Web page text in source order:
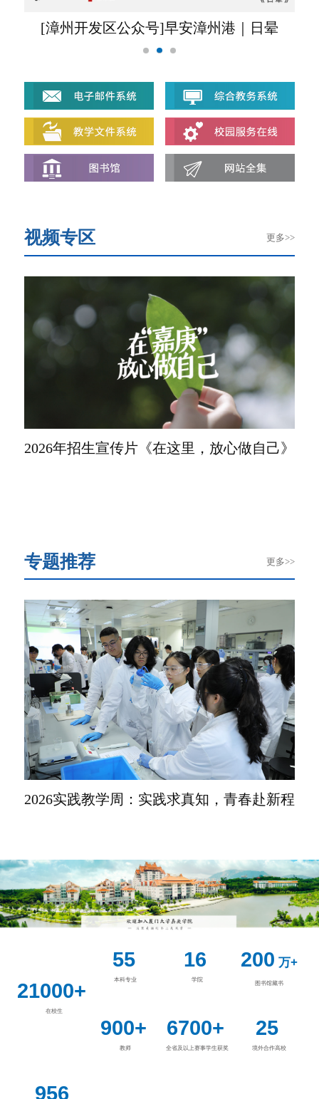
[漳州开发区公众号]早安漳州港｜日晕
更多>>
视频专区
2026年招生宣传片《在这里，放心做自己》
更多>>
专题推荐
2026实践教学周：实践求真知，青春赴新程
21000+
在校生
55
本科专业
16
学院
200 万+
图书馆藏书
900+
教师
6700+
全省及以上赛事学生获奖
25
境外合作高校
956